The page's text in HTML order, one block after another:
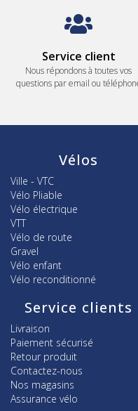
Service client
Nous répondons à toutes vos
questions par email ou
Vélos
Ville - VTC
Vélo Pliable
Vélo électrique
VTT
Vélo de route
Gravel
Vélo enfant
Vélo reconditionné
Service clients
Livraison
Paiement sécurisé
Retour produit
Contactez-nous
Nos magasins
Assurance vélo